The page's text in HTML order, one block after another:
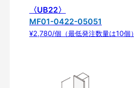
〈UB22〉
MF01-0422-05051
¥2,780/個（最低発注数量は10個）